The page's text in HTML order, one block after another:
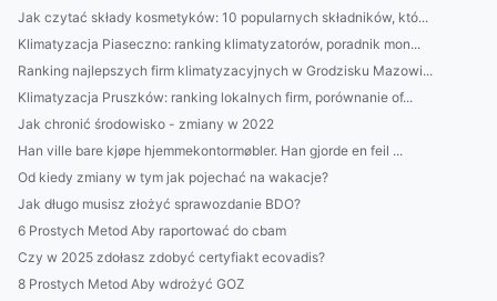
Jak czytać składy kosmetyków: 10 popularnych składników, któ...
Klimatyzacja Piaseczno: ranking klimatyzatorów, poradnik mon...
Ranking najlepszych firm klimatyzacyjnych w Grodzisku Mazowi...
Klimatyzacja Pruszków: ranking lokalnych firm, porównanie of...
Jak chronić środowisko - zmiany w 2022
Han ville bare kjøpe hjemmekontormøbler. Han gjorde en feil ...
Od kiedy zmiany w tym jak pojechać na wakacje?
Jak długo musisz złożyć sprawozdanie BDO?
6 Prostych Metod Aby raportować do cbam
Czy w 2025 zdołasz zdobyć certyfiakt ecovadis?
8 Prostych Metod Aby wdrożyć GOZ